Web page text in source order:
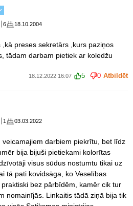
6 18.10.2004
,kā preses sekretārs ,kurs paziņos
tādam darbam pietiek ar koledžu
18.12.2022 16:07 5 0 Atbildēt
1 03.03.2022
veicamajiem darbiem piekrītu, bet līdz
bija bijuši pietiekami kolorītas
visus sūdus nostumtu tikai uz
tā pati kovidsāga, ko Veselības
bez pārbīdēm, kamēr cik tur
nomainījās. Linkaitis tādā ziņā bija tik